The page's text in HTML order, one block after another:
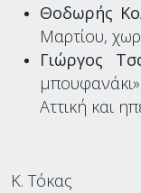
Θοδωρής
Μαρτίου,
Γιώργος
Αττική και
Κ. Τόκας